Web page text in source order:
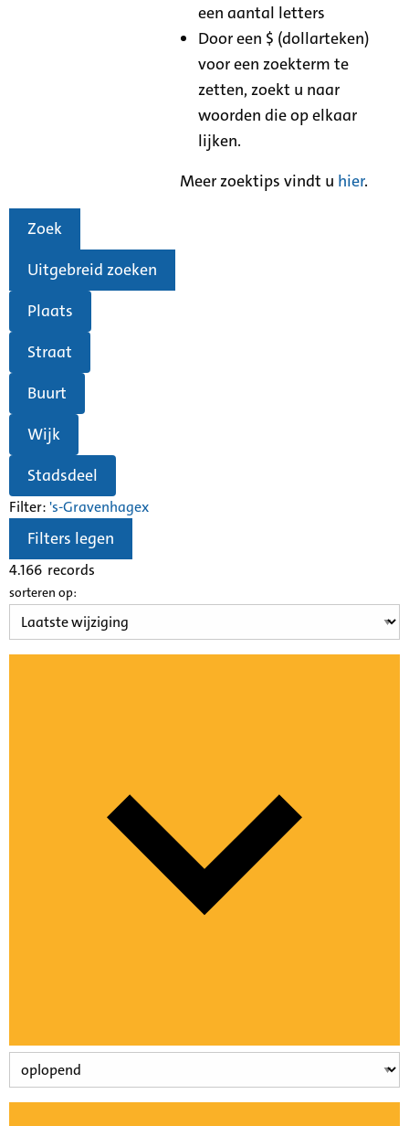
een aantal letters
Door een $ (dollarteken)
voor een zoekterm te
zetten, zoekt u naar
woorden die op elkaar
lijken.
Meer zoektips vindt u hier.
Zoek
Uitgebreid zoeken
Plaats
Straat
Buurt
Wijk
Stadsdeel
Filter:'s-Gravenhagex
Filters legen
4.166 records
sorteren op: